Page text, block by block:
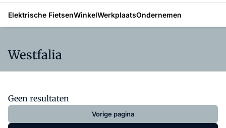
Elektrische FietsenWinkelWerkplaatsOndernemen
Westfalia
Geen resultaten
Vorige pagina